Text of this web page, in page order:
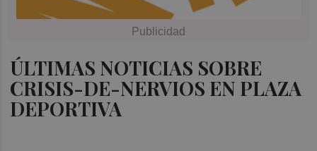
ÚLTIMAS NOTICIAS SOBRE
CRISIS-DE-NERVIOS EN PLAZA
DEPORTIVA